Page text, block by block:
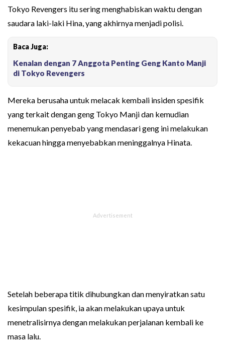
Tokyo Revengers itu sering menghabiskan waktu dengan
saudara laki-laki Hina, yang akhirnya menjadi polisi.
Baca Juga:
Kenalan dengan 7 Anggota Penting Geng Kanto Manji
di Tokyo Revengers
Mereka berusaha untuk melacak kembali insiden spesifik
yang terkait dengan geng Tokyo Manji dan kemudian
menemukan penyebab yang mendasari geng ini melakukan
kekacuan hingga menyebabkan meninggalnya Hinata.
Setelah beberapa titik dihubungkan dan menyiratkan satu
kesimpulan spesifik, ia akan melakukan upaya untuk
menetralisirnya dengan melakukan perjalanan kembali ke
masa lalu.